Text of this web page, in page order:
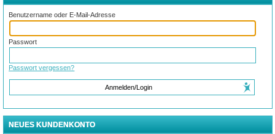
Benutzername oder E-Mail-Adresse
Passwort
Passwort vergessen?
Anmelden/Login
NEUES KUNDENKONTO